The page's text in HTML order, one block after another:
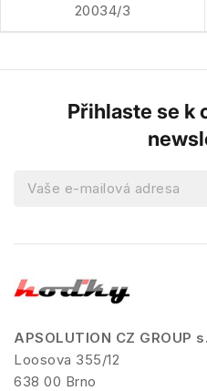
20034/3
Přihlaste se k
APSOLUTION CZ GROUP
Loosova 355/12
638 00 Brno